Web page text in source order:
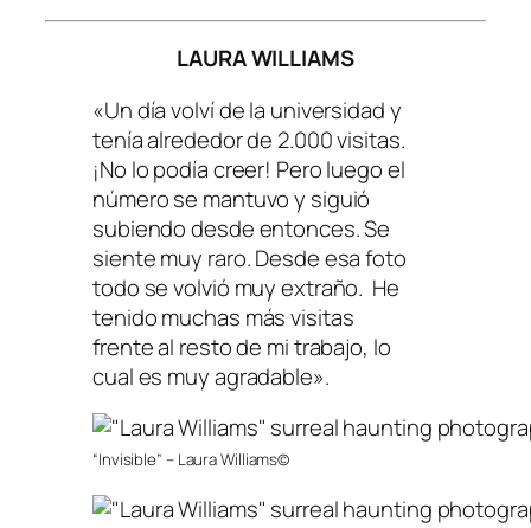
LAURA WILLIAMS
«Un día volví de la universidad y
tenía alrededor de 2.000 visitas.
¡No lo podía creer! Pero luego el
número se mantuvo y siguió
subiendo desde entonces. Se
siente muy raro. Desde esa foto
todo se volvió muy extraño. He
tenido muchas más visitas
frente al resto de mi trabajo, lo
cual es muy agradable».
“Invisible” – Laura Williams©